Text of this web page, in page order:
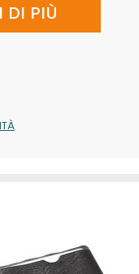
DI PIÙ